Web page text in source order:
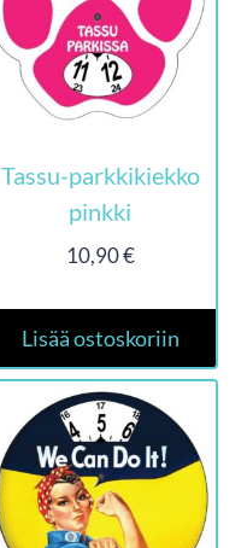
Tassu-parkkikiekko
pinkki
10,90€
Lisää ostoskoriin